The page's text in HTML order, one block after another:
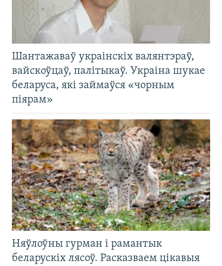
Шантажаваў украінскіх валянтэраў,
вайскоўцаў, палітыкаў. Украіна шукае
беларуса, які займаўся «чорным
піярам»
Няўлоўны гурман і рамантык
беларускіх лясоў. Расказваем цікавыя